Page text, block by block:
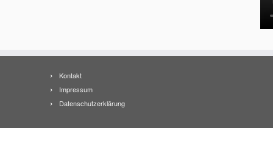
Kontakt
Impressum
Datenschutzerklärung